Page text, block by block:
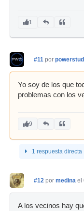
1
#11 por
Yo soy de los que
problemas con los
9
1 respuesta directa
#12 por medina el
A los vecinos hay